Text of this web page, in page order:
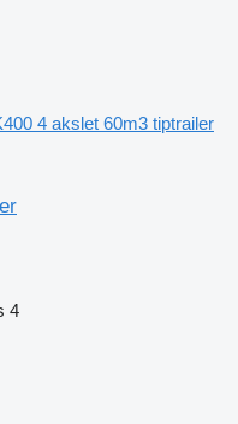
4 akslet 60m3 tiptrailer
4